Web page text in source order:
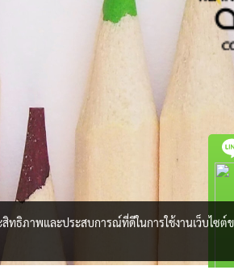
ทธิภาพและประสบการณ์ที่ดีในการใช้งานเว็บไซ